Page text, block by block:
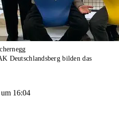
Deutschlandsberg bilden das
16:04